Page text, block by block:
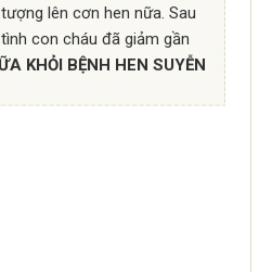
lên cơn hen nữa. Sau
con cháu đã giảm gần
KHỎI BỆNH HEN SUYỄN